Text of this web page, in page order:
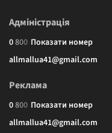
Адміністрація
0800 Показати номер
allmallua41@gmail.com
Реклама
0800 Показати номер
allmallua41@gmail.com